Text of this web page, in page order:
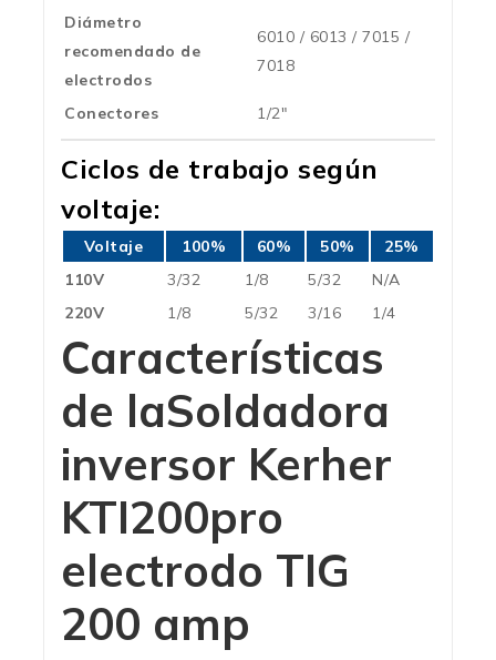
Diámetro
recomendado de
electrodos
6010 / 6013 / 7015 /
7018
Conectores 1/2″
Ciclos de trabajo según
voltaje:
Voltaje 100% 60% 50%
25%
110V
3/32 1/8 5/32
N/A
220V
1/8 5/32 3/16 1/4
Características
de laSoldadora
inversor Kerher
KTI200pro
electrodo TIG
200 amp